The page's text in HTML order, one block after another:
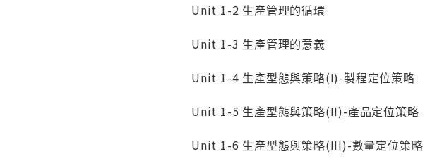
Unit 1-2 生產管理的循環
Unit 1-3 生產管理的意義
Unit 1-4 生產型態與策略(I)-製程定位策略
Unit 1-5 生產型態與策略(II)-產品定位策略
Unit 1-6 生產型態與策略(III)-數量定位策略